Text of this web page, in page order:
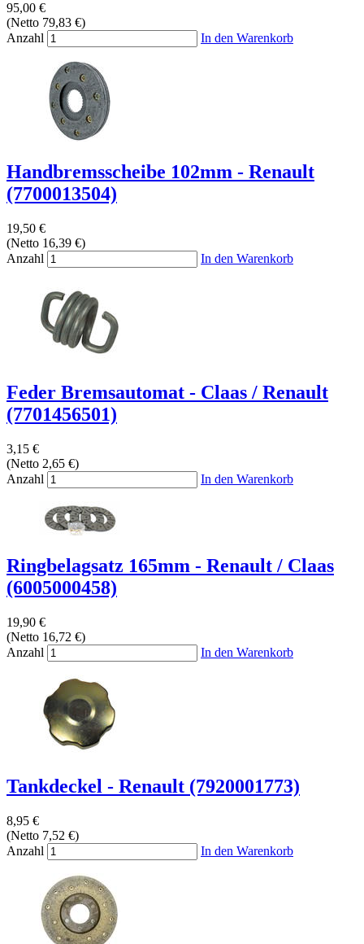
95,00 €
(Netto 79,83 €)
Anzahl
In den Warenkorb
Handbremsscheibe 102mm - Renault
(7700013504)
19,50 €
(Netto 16,39 €)
Anzahl
In den Warenkorb
Feder Bremsautomat - Claas / Renault
(7701456501)
3,15 €
(Netto 2,65 €)
Anzahl
In den Warenkorb
Ringbelagsatz 165mm - Renault / Claas
(6005000458)
19,90 €
(Netto 16,72 €)
Anzahl
In den Warenkorb
Tankdeckel - Renault (7920001773)
8,95 €
(Netto 7,52 €)
Anzahl
In den Warenkorb